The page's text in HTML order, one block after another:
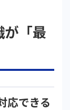
「最
応できる